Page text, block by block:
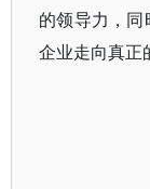
的领导力，
企业走向真正